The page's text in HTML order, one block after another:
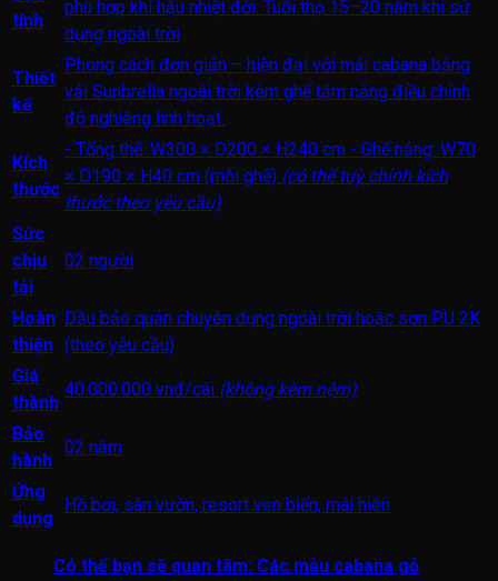
tính
phù hợp khí hậu nhiệt đới. Tuổi thọ 15–20 năm khi sử
dụng ngoài trời
Thiết
kế
Phong cách đơn giản – hiện đại với mái cabana bằng
vải Sunbrella ngoài trời kèm ghế tắm nắng điều chỉnh
độ nghiêng linh hoạt.
Kích
thước
- Tổng thể: W300 × D200 × H240 cm - Ghế nắng: W70
× D190 × H40 cm (mỗi ghế) (có thể tuỳ chỉnh kích
thước theo yêu cầu)
Sức
chịu
tải
02 người
Hoàn
thiện
Dầu bảo quản chuyên dụng ngoài trời hoặc sơn PU 2K
(theo yêu cầu)
Giá
thành
40.000.000 vnđ/cái (không kèm nệm)
Bảo
hành
02 năm
Ứng
dụng
Hồ bơi, sân vườn, resort ven biển, mái hiên
Có thể bạn sẽ quan tâm: Các mẫu cabana gỗ